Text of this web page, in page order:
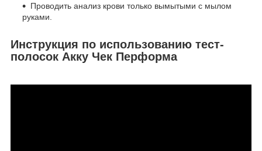
Проводить анализ крови только вымытыми с мылом
руками.
Инструкция по использованию тест-
полосок Акку Чек Перформа